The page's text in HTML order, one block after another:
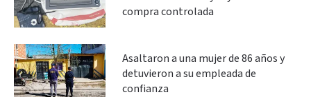
compra controlada
Asaltaron a una mujer de 86 años y
detuvieron a su empleada de
confianza